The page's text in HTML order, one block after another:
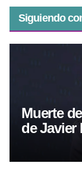
Siguiendo
Muerte
de Javier